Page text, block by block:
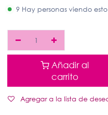
9 Hay personas viendo
Añadir al
carrito
Agregar a la lista de